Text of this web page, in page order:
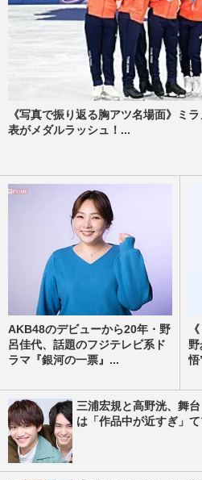
《写真で振り返る胸アツ名場面》ミ
表がメダルラッシュ！...
AKB48のデビューから20年・野
呂佳代、話題のフジテレビ系ド
ラマ『銀河の一票』...
野
悟
三浦宏規と高野洸、舞
は「作品中が近すぎ」